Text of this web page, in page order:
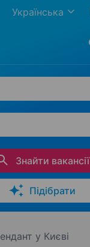
Українська
Знайти вакансії
Підібрати
у Києві